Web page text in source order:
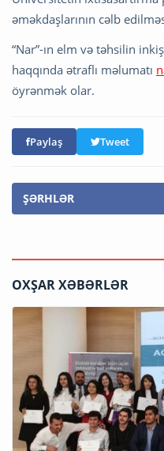
əməkdaşlarının cəlb
“Nar”-ın elm və təhsilin
haqqında ətraflı məlumatı
öyrənmək olar.
Paylaş Tweet
ŞƏRHLƏR
OXŞAR XƏBƏRLƏR